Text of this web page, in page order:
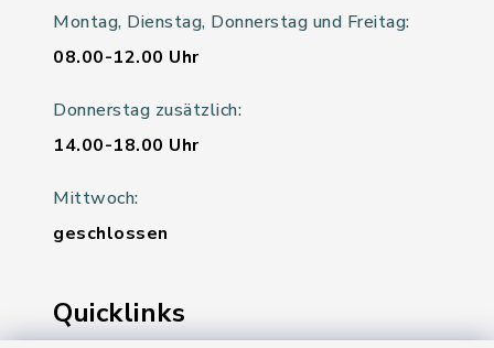
Montag, Dienstag, Donnerstag und Freitag:
08.00-12.00 Uhr
Donnerstag zusätzlich:
14.00-18.00 Uhr
Mittwoch:
geschlossen
Quicklinks